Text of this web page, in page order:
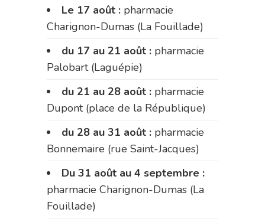
Le 17 août : pharmacie
Charignon-Dumas (La Fouillade)
du 17 au 21 août : pharmacie
Palobart (Laguépie)
du 21 au 28 août : pharmacie
Dupont (place de la République)
du 28 au 31 août : pharmacie
Bonnemaire (rue Saint-Jacques)
Du 31 août au 4 septembre :
pharmacie Charignon-Dumas (La
Fouillade)